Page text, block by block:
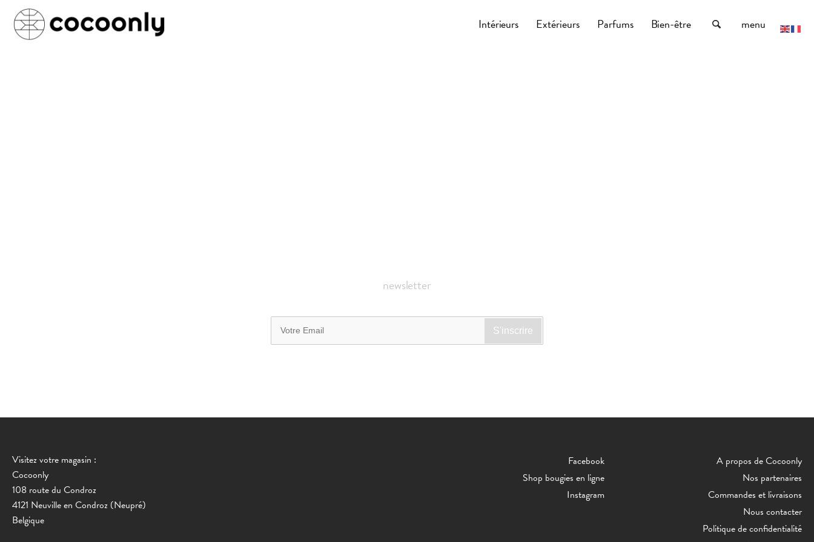
Intérieurs Extérieurs Parfums Bien-être menu
newsletter
Visitez votre magasin :
Cocoonly
108 route du Condroz
4121 Neuville en Condroz (Neupré)
Belgique
Facebook
Shop bougies en ligne
Instagram
A propos de Cocoonly
Nos partenaires
Commandes et livraisons
Nous contacter
Politique de confidentialité